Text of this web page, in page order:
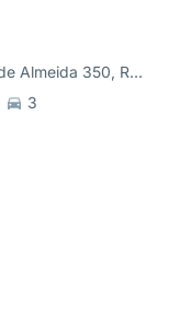
R. José Américo de Almeida 350, Recreio dos Bandeirantes
3